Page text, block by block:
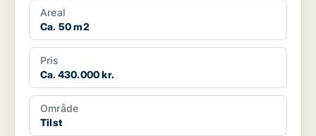
Areal
Ca. 50 m2
Pris
Ca. 430.000 kr.
Område
Tilst